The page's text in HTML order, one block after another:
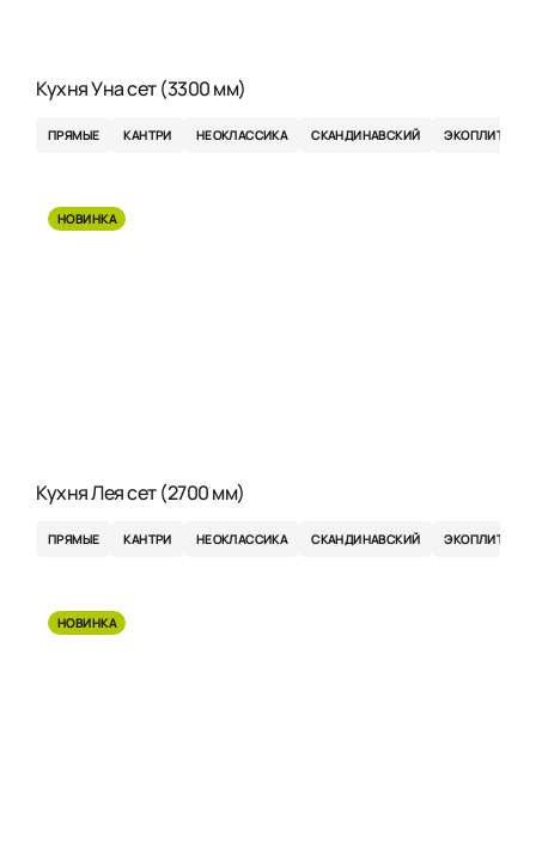
Кухня Уна сет (3300 мм)
ПРЯМЫЕ КАНТРИ НЕОКЛАССИКА СКАНДИНАВСКИЙ ЭКОПЛИТА
НОВИНКА
Кухня Лея сет (2700 мм)
ПРЯМЫЕ КАНТРИ НЕОКЛАССИКА СКАНДИНАВСКИЙ ЭКОПЛИТА
НОВИНКА